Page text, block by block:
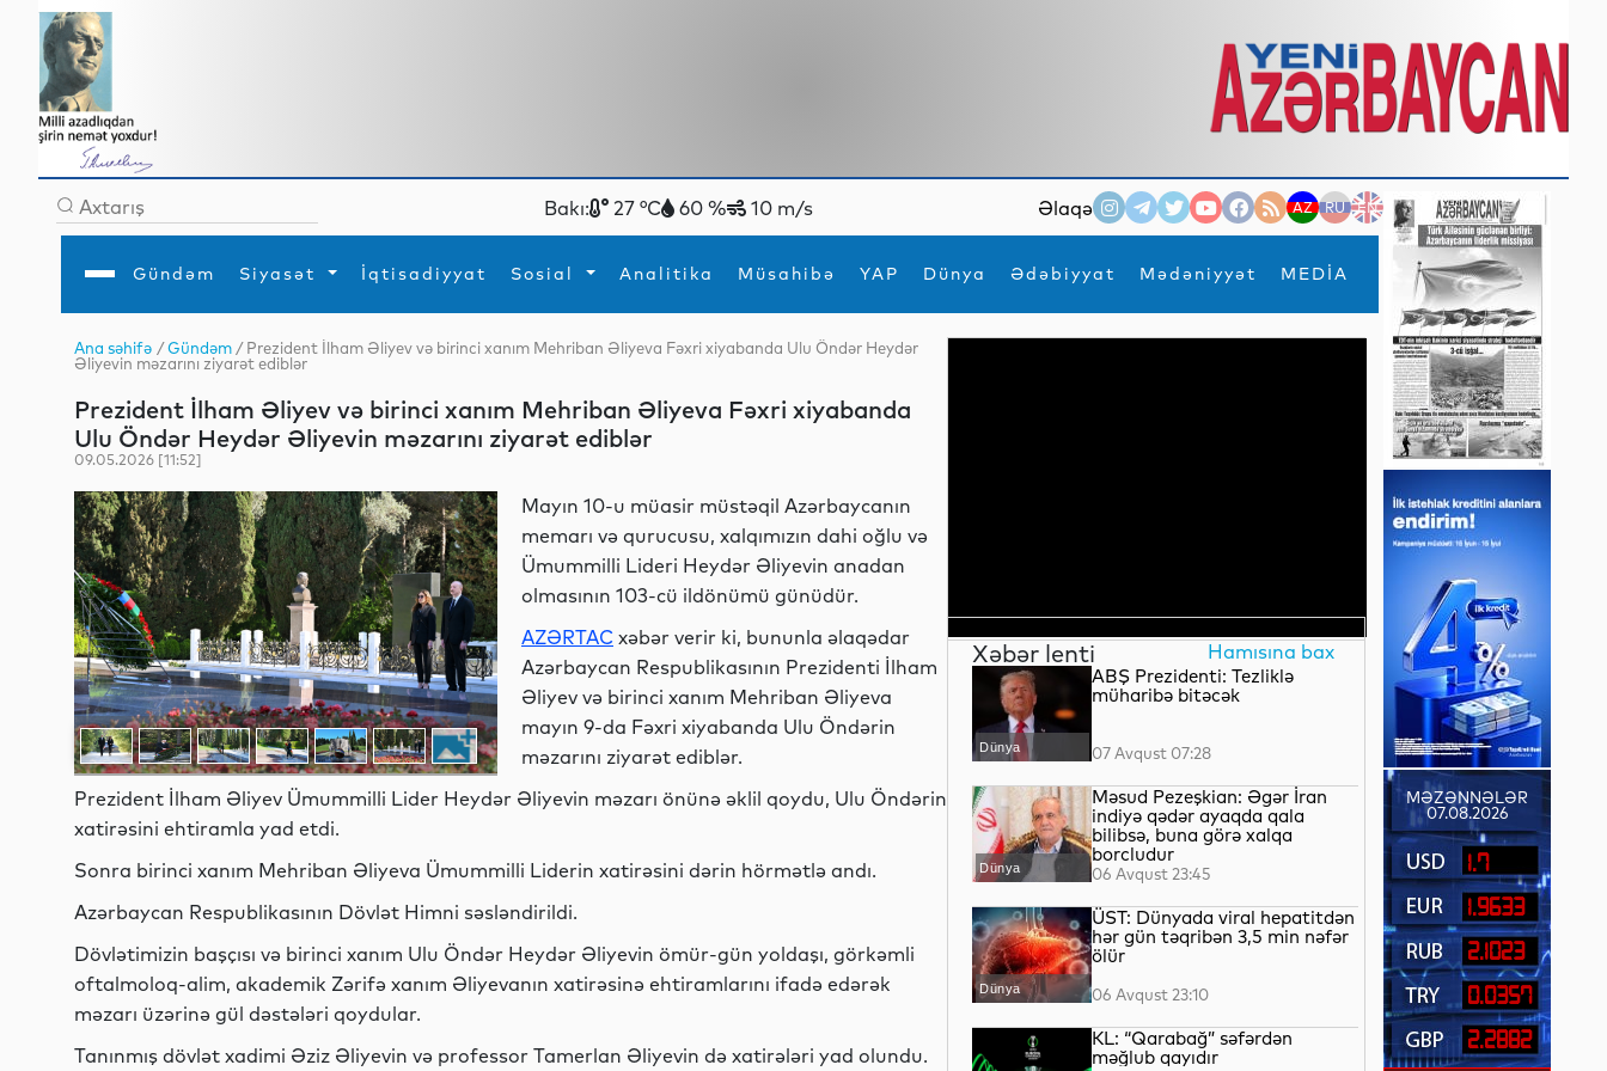
Bakı: 27 °C 60 % 10 m/s Əlaqə AZ RU EN
Gündəm Siyasət İqtisadiyyat Sosial Analitika Müsahibə YAP Dünya Ədəbiyyat Mədəniyyət MEDİA
×
Ana səhifə
Gündəm
İqtisadiyyat
YAP
Analitika
Mədəniyyət
Müsahibə
Ədəbiyyat
MEDİA
Xarici siyasət
Daxili siyasət
Turizm
Elm
Din
Hadisə
İdman
Yeni texnologiyalar
Ana səhifə /Gündəm / Prezident İlham Əliyev və birinci xanım Mehriban Əliyeva Fəxri xiyabanda Ulu Öndər Heydər
Əliyevin məzarını ziyarət ediblər
Prezident İlham Əliyev və birinci xanım Mehriban Əliyeva Fəxri xiyabanda
Ulu Öndər Heydər Əliyevin məzarını ziyarət ediblər
09.05.2026 [11:52]
Mayın 10-u müasir müstəqil Azərbaycanın
memarı və qurucusu, xalqımızın dahi oğlu və
Ümummilli Lideri Heydər Əliyevin anadan
olmasının 103-cü ildönümü günüdür.
AZƏRTAC xəbər verir ki, bununla əlaqədar
Azərbaycan Respublikasının Prezidenti İlham
Əliyev və birinci xanım Mehriban Əliyeva
mayın 9-da Fəxri xiyabanda Ulu Öndərin
məzarını ziyarət ediblər.
Prezident İlham Əliyev Ümummilli Lider Heydər Əliyevin məzarı önünə əklil qoydu, Ulu Öndərin
xatirəsini ehtiramla yad etdi.
Sonra birinci xanım Mehriban Əliyeva Ümummilli Liderin xatirəsini dərin hörmətlə andı.
Azərbaycan Respublikasının Dövlət Himni səsləndirildi.
Dövlətimizin başçısı və birinci xanım Ulu Öndər Heydər Əliyevin ömür-gün yoldaşı, görkəmli
oftalmoloq-alim, akademik Zərifə xanım Əliyevanın xatirəsinə ehtiramlarını ifadə edərək
məzarı üzərinə gül dəstələri qoydular.
Tanınmış dövlət xadimi Əziz Əliyevin və professor Tamerlan Əliyevin də xatirələri yad olundu.
Xəbər lenti Hamısına bax
Dünya
ABŞ Prezidenti: Tezliklə
müharibə bitəcək
07 Avqust 07:28
Dünya
Məsud Pezeşkian: Əgər İran
indiyə qədər ayaqda qala
bilibsə, buna görə xalqa
borcludur
06 Avqust 23:45
Dünya
ÜST: Dünyada viral hepatitdən
hər gün təqribən 3,5 min nəfər
ölür
06 Avqust 23:10
KL: “Qarabağ” səfərdən
məğlub qayıdır
MƏZƏNNƏLƏR
07.08.2026
1.7
1.9633
2.1023
0.0357
2.2882